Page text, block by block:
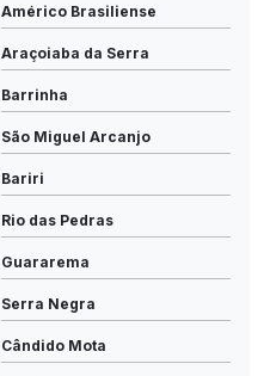
Américo Brasiliense
Araçoiaba da Serra
Barrinha
São Miguel Arcanjo
Bariri
Rio das Pedras
Guararema
Serra Negra
Cândido Mota